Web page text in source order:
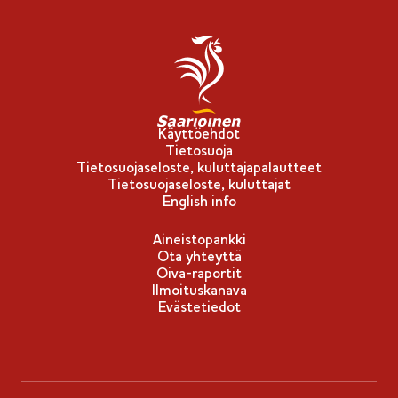
-
e
k
i
Käyttöehdot
Tietosuoja
Tietosuojaseloste, kuluttajapalautteet
Tietosuojaseloste, kuluttajat
English info
Aineistopankki
Ota yhteyttä
Oiva-raportit
Ilmoituskanava
Evästetiedot